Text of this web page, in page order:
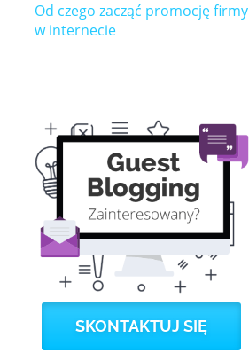
Od czego zacząć promocję firmy
w internecie
SKONTAKTUJ SIĘ